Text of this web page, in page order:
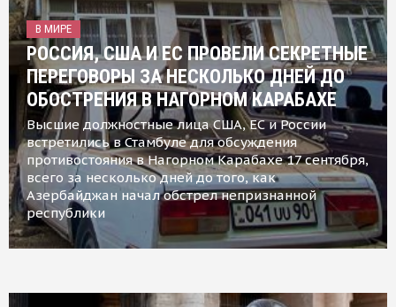
В МИРЕ
РОССИЯ, США И ЕС ПРОВЕЛИ СЕКРЕТНЫЕ
ПЕРЕГОВОРЫ ЗА НЕСКОЛЬКО ДНЕЙ ДО
ОБОСТРЕНИЯ В НАГОРНОМ КАРАБАХЕ
Высшие должностные лица США, ЕС и России
встретились в Стамбуле для обсуждения
противостояния в Нагорном Карабахе 17 сентября,
всего за несколько дней до того, как
Азербайджан начал обстрел непризнанной
республики